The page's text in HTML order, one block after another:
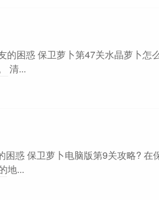
的困惑 保卫萝卜第47关水晶萝卜怎
清...
困惑 保卫萝卜电脑版第9关攻略? 在
地...